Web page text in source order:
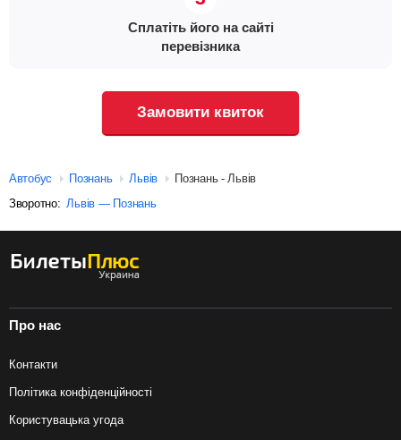
Сплатіть його на сайті
перевізника
Замовити квиток
Автобус Познань Львів
Познань - Львів
Зворотно: Львів — Познань
Про нас
Контакти
Політика конфіденційності
Користувацька угода